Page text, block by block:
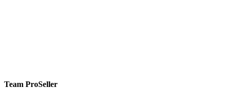
Team ProSeller